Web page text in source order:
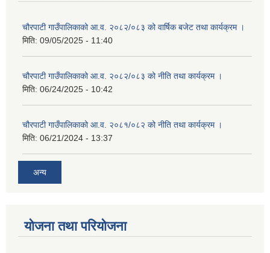
चौरपाटी गाउँपालिकाको आ.व. २०८२/०८३ को वार्षिक बजेट तथा कार्यक्रम ।
मिति: 09/05/2025 - 11:40
चौरपाटी गाउँपालिकाको आ.व. २०८२/०८३ को नीति तथा कार्यक्रम ।
मिति: 06/24/2025 - 10:42
चौरपाटी गाउँपालिकाको आ.व. २०८१/०८२ को नीति तथा कार्यक्रम ।
मिति: 06/21/2024 - 13:37
अन्य
योजना तथा परियोजना